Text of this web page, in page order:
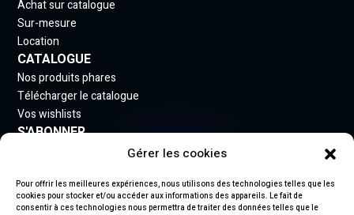
Gérer les cookies
Pour offrir les meilleures expériences, nous utilisons des technologies telles que les
cookies pour stocker et/ou accéder aux informations des appareils. Le fait de
consentir à ces technologies nous permettra de traiter des données telles que le
Achat sur catalogue
Sur-mesure
Location
CATALOGUE
Nos produits phares
Télécharger le catalogue
Vos wishlists
S'ABONNER
Inscrivez-vous à notre newsletter pour rester informé
des nouveautés.